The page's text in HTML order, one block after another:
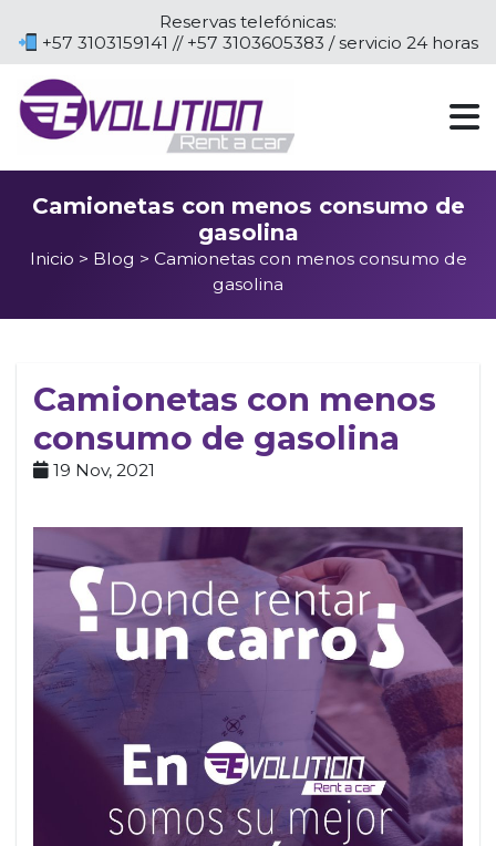
Reservas telefónicas:
+57 3103159141 // +57 3103605383 / servicio 24 horas
Camionetas con menos consumo de
gasolina
Inicio > Blog > Camionetas con menos consumo de
gasolina
Camionetas con menos
consumo de gasolina
19 Nov, 2021